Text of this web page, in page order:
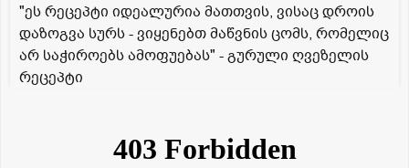
"ეს რეცეპტი იდეალურია მათთვის, ვისაც დროის
დაზოგვა სურს - ვიყენებთ მაწვნის ცომს, რომელიც
არ საჭიროებს ამოფუებას" - გურული ღვეზელის
რეცეპტი